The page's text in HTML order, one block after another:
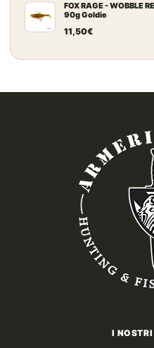
FOX RAGE - WOBBLE
90g Goldie
11,50€
I